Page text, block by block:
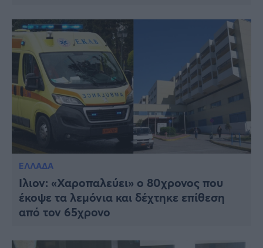
ΕΛΛΑΔΑ
Ίλιον: «Χαροπαλεύει» ο 80χρονος που
έκοψε τα λεμόνια και δέχτηκε επίθεση
από τον 65χρονο